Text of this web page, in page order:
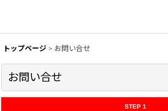
トップページ > お問い合せ
お問い合せ
STEP 1